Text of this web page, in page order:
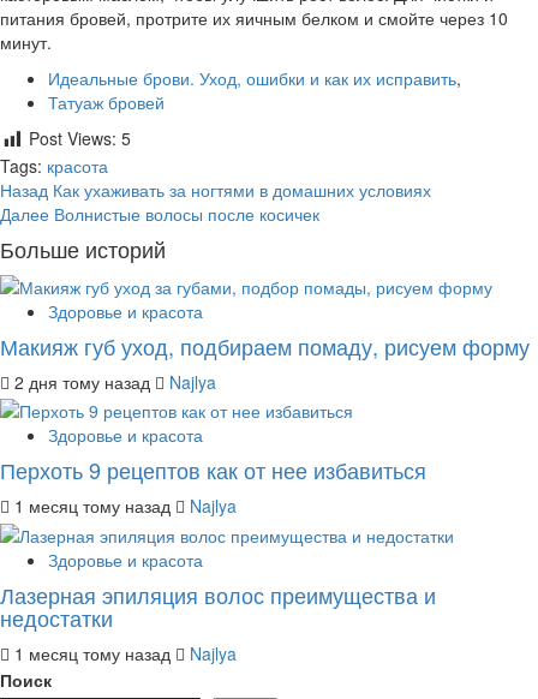
питания бровей, протрите их яичным белком и смойте через 10
минут.
Идеальные брови. Уход, ошибки и как их исправить,
Татуаж бровей
Post Views: 5
Tags: красота
Post
navigation
Назад Как ухаживать за ногтями в домашних условиях
Далее Волнистые волосы после косичек
Больше историй
Здоровье и красота
Макияж губ уход, подбираем помаду, рисуем форму
2 дня тому назад Najlya
Здоровье и красота
Перхоть 9 рецептов как от нее избавиться
1 месяц тому назад Najlya
Здоровье и красота
Лазерная эпиляция волос преимущества и
недостатки
1 месяц тому назад
Najlya
Поиск